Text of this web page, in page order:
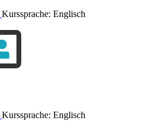
Kurssprache: Englisch
Kurssprache: Englisch